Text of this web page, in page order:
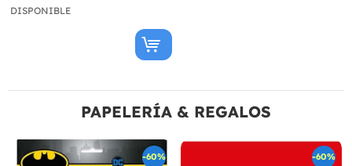
DISPONIBLE
PAPELERÍA & REGALOS
-60% -60%